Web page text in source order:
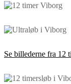
Se billederne fra 12